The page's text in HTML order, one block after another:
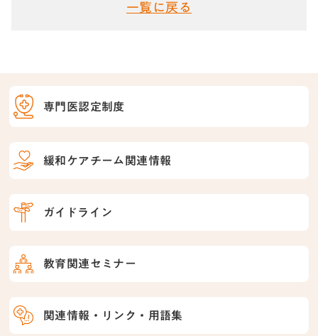
専門医認定制度
緩和ケアチーム関連情報
ガイドライン
教育関連セミナー
関連情報・リンク・用語集
一覧に戻る